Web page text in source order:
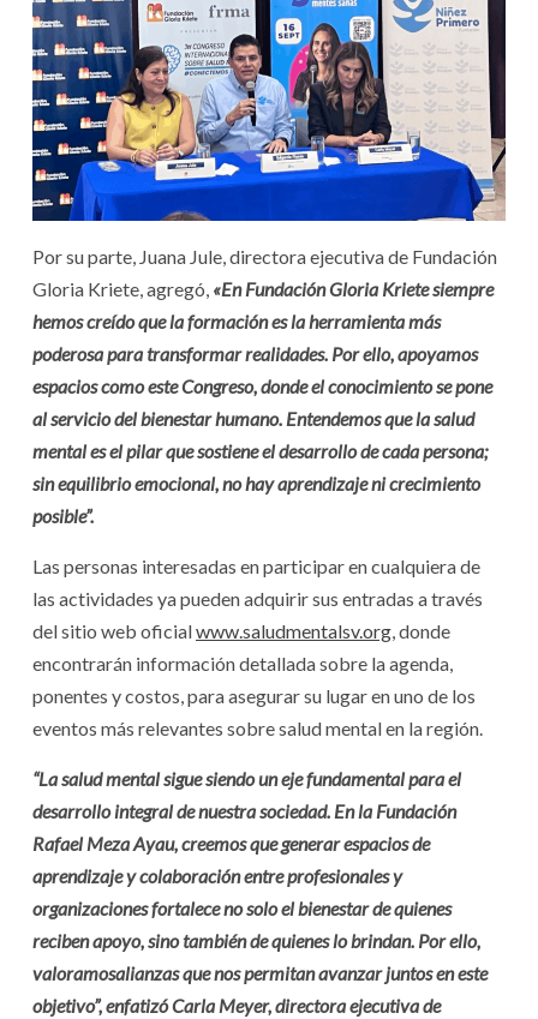
Por su parte, Juana Jule, directora ejecutiva de Fundación
Gloria Kriete, agregó, «En Fundación Gloria Kriete siempre
hemos creído que la formación es la herramienta más
poderosa para transformar realidades. Por ello, apoyamos
espacios como este Congreso, donde el conocimiento se pone
al servicio del bienestar humano. Entendemos que la salud
mental es el pilar que sostiene el desarrollo de cada persona;
sin equilibrio emocional, no hay aprendizaje ni crecimiento
posible”.
Las personas interesadas en participar en cualquiera de
las actividades ya pueden adquirir sus entradas a través
del sitio web oficialwww.saludmentalsv.org, donde
encontrarán información detallada sobre la agenda,
ponentes y costos, para asegurar su lugar en uno de los
eventos más relevantes sobre salud mental en la región.
“La salud mental sigue siendo un eje fundamental para el
desarrollo integral de nuestra sociedad. En la Fundación
Rafael Meza Ayau, creemos que generar espacios de
aprendizaje y colaboración entre profesionales y
organizaciones fortalece no solo el bienestar de quienes
reciben apoyo, sino también de quienes lo brindan. Por ello,
valoramosalianzas que nos permitan avanzar juntos en este
objetivo”, enfatizó Carla Meyer, directora ejecutiva de